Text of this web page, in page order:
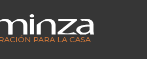
PARA LA CASA